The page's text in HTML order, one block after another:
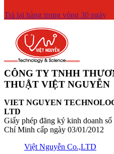
Trả lại hàng trong vòng 30 ngày
CÔNG TY TNHH
THUẬT VIỆT NGUYỄN
VIET NGUYEN
LTD
Giấy phép đăng ký kinh doanh
Chí Minh cấp ngày 03/01/2012
Việt Nguyễn Co.,LTD